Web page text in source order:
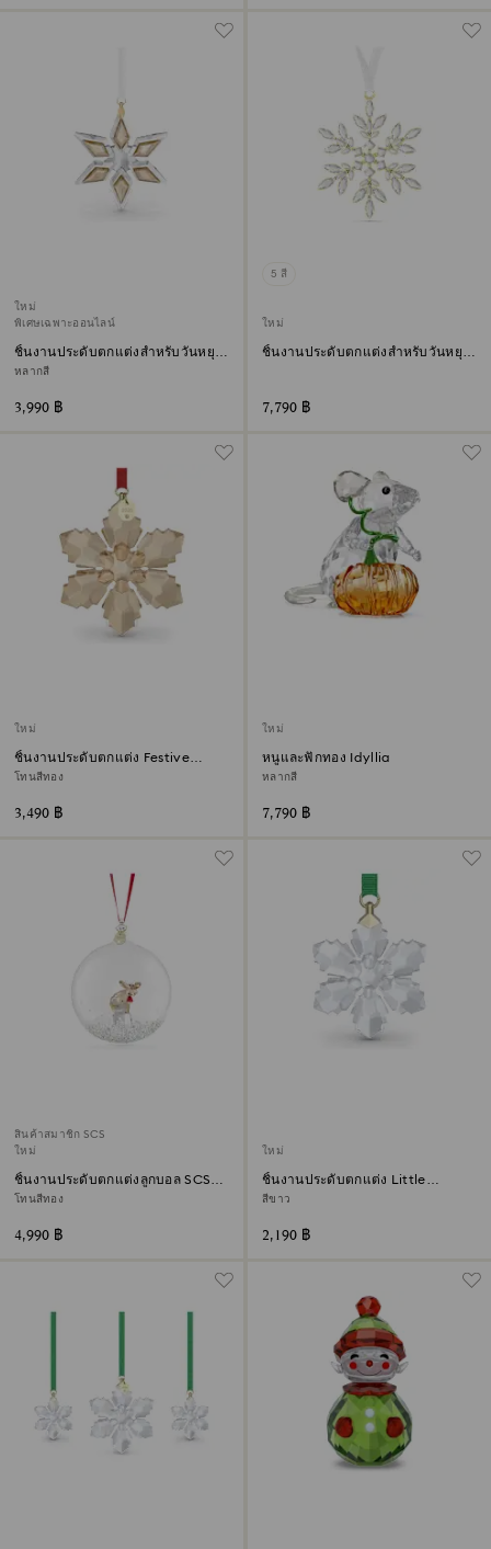
ใหม่
พิเศษเฉพาะออนไลน์
ชิ้นงานประดับตกแต่งสำหรับวันหยุด
เทศกาล Exclusive
หลากสี
3,990 ฿
5 สี
ใหม่
ชิ้นงานประดับตกแต่งสำหรับวันหยุด
7,790 ฿
ใหม่
ชิ้นงานประดับตกแต่ง Festive
Annual Edition ประจำปี 2026
โทนสีทอง
3,490 ฿
ใหม่
หนูและฟักทอง Idyllia
หลากสี
7,790 ฿
สินค้าสมาชิก SCS
ใหม่
ชิ้นงานประดับตกแต่งลูกบอล SCS
ประจำปี 2026
โทนสีทอง
4,990 ฿
ใหม่
ชิ้นงานประดับตกแต่ง Little
Snowflake Annual Edition ประจำ
สีขาว
2,190 ฿